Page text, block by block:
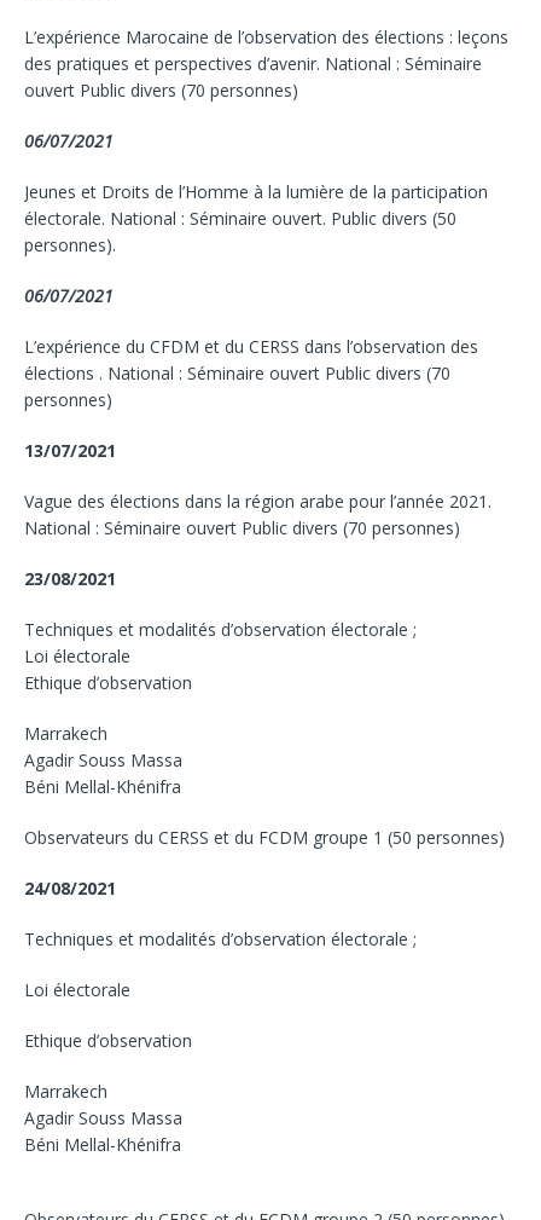
L’expérience Marocaine de l’observation des élections : leçons
des pratiques et perspectives d’avenir. National : Séminaire
ouvert Public divers (70 personnes)
06/07/2021
Jeunes et Droits de l’Homme à la lumière de la participation
électorale. National : Séminaire ouvert. Public divers (50
personnes).
06/07/2021
L’expérience du CFDM et du CERSS dans l’observation des
élections . National : Séminaire ouvert Public divers (70
personnes)
13/07/2021
Vague des élections dans la région arabe pour l’année 2021.
National : Séminaire ouvert Public divers (70 personnes)
23/08/2021
Techniques et modalités d’observation électorale ;
Loi électorale
Ethique d’observation
Marrakech
Agadir Souss Massa
Béni Mellal-Khénifra
Observateurs du CERSS et du FCDM groupe 1 (50 personnes)
24/08/2021
Techniques et modalités d’observation électorale ;
Loi électorale
Ethique d’observation
Marrakech
Agadir Souss Massa
Béni Mellal-Khénifra